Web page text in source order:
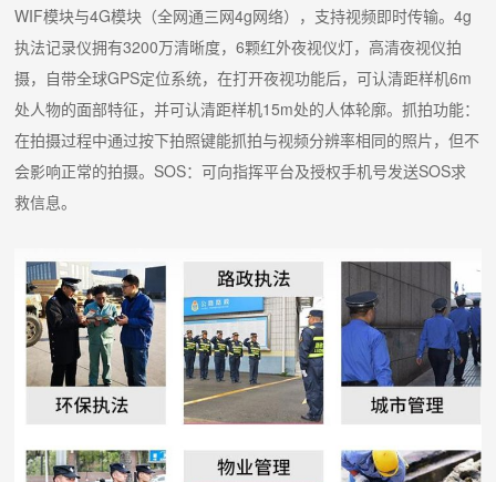
WIF模块与4G模块（全网通三网4g网络），支持视频即时传输。4g
执法记录仪拥有3200万清晰度，6颗红外夜视仪灯，高清夜视仪拍
摄，自带全球GPS定位系统，在打开夜视功能后，可认清距样机6m
处人物的面部特征，并可认清距样机15m处的人体轮廓。抓拍功能：
在拍摄过程中通过按下拍照键能抓拍与视频分辨率相同的照片，但不
会影响正常的拍摄。SOS：可向指挥平台及授权手机号发送SOS求
救信息。